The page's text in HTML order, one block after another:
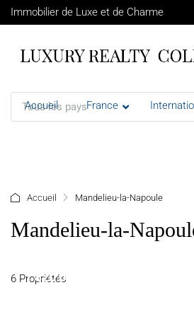
Immobilier de Luxe et de Charme
Accueil France
Tous les pays
Accueil Mandelieu-la-Napoule
Mandelieu-la-
6 Propriétés
1 820 000 €